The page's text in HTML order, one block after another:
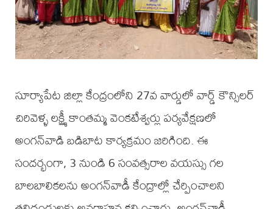
సూర్యాపేట జిల్లా కేంద్రంలోని 27వ వార్డులో వార్డ్ కౌన్సిలర్
చిరివెళ్ళ లక్ష్మీ కాంతమ్మ వెంకటేశ్వర్లు పర్యవేక్షణలో
అంగన్‌వాడి బడిబాట కార్యక్రమం జరిగింది. ఈ
సందర్భంగా, 3 నుండి 6 సంవత్సరాల వయస్సు గల
బాలబాలికలను అంగన్‌వాడీ కేంద్రాల్లో చేర్పించాలని